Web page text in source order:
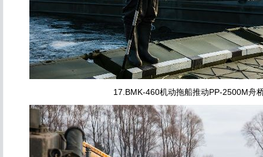
17.BMK-460机动拖船推动PP-2500M舟